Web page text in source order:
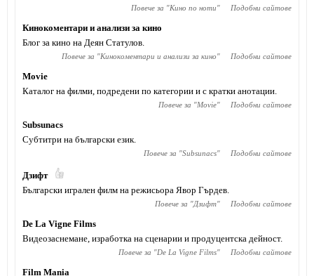
Повече за "Кино по ноти" Подобни сайтове
Кинокоментари и анализи за кино
Блог за кино на Деян Статулов.
Повече за "Кинокоментари и анализи за кино" Подобни сайтове
Movie
Каталог на филми, подредени по категории и с кратки анотации.
Повече за "Movie" Подобни сайтове
Subsunacs
Субтитри на български език.
Повече за "Subsunacs" Подобни сайтове
Дзифт
Български игрален филм на режисьора Явор Гърдев.
Повече за "Дзифт" Подобни сайтове
De La Vigne Films
Видеозаснемане, изработка на сценарии и продуцентска дейност.
Повече за "De La Vigne Films" Подобни сайтове
Film Mania